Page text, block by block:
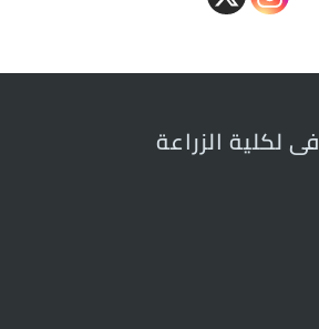
لكلية الزراعة